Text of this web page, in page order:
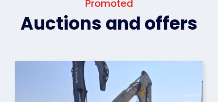
Promoted
Auctions and offers